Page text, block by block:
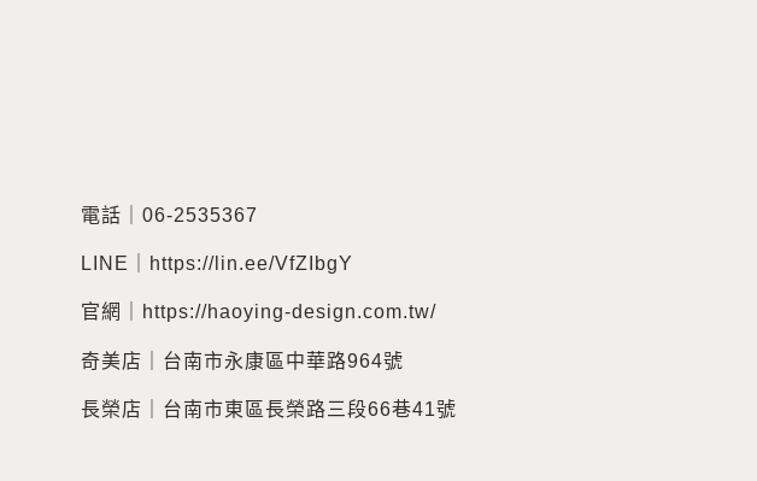
電話｜06-2535367
LINE｜https://lin.ee/VfZIbgY
官網｜https://haoying-design.com.tw/
奇美店｜台南市永康區中華路964號
長榮店｜台南市東區長榮路三段66巷41號